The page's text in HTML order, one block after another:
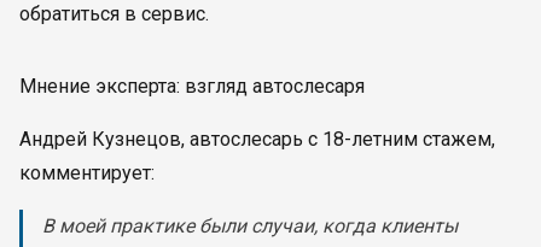
обратиться в сервис.
Мнение эксперта: взгляд автослесаря
Андрей Кузнецов, автослесарь с 18-летним стажем,
комментирует:
В моей практике были случаи, когда клиенты